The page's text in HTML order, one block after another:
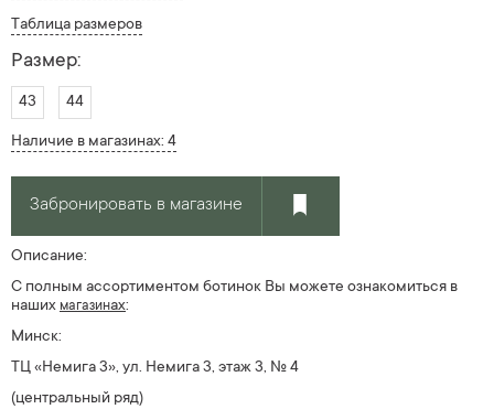
Таблица размеров
Размер:
43 44
Наличие в магазинах: 4
Забронировать в магазине
Описание:
С полным ассортиментом ботинок Вы можете ознакомиться в
наших магазинах:
Минск:
ТЦ «Немига 3», ул. Немига 3, этаж 3, № 4
(центральный ряд)